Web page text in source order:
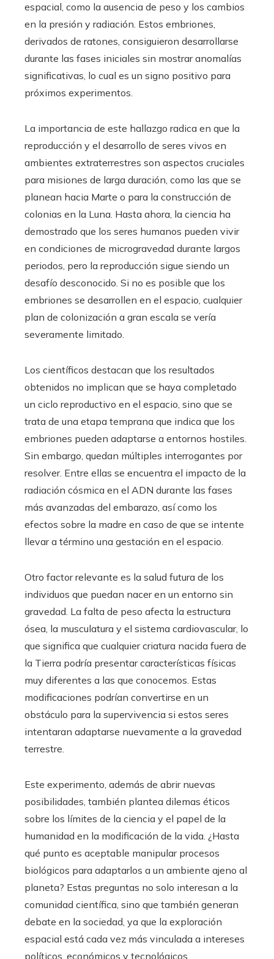
espacial, como la ausencia de peso y los cambios
en la presión y radiación. Estos embriones,
derivados de ratones, consiguieron desarrollarse
durante las fases iniciales sin mostrar anomalías
significativas, lo cual es un signo positivo para
próximos experimentos.
La importancia de este hallazgo radica en que la
reproducción y el desarrollo de seres vivos en
ambientes extraterrestres son aspectos cruciales
para misiones de larga duración, como las que se
planean hacia Marte o para la construcción de
colonias en la Luna. Hasta ahora, la ciencia ha
demostrado que los seres humanos pueden vivir
en condiciones de microgravedad durante largos
periodos, pero la reproducción sigue siendo un
desafío desconocido. Si no es posible que los
embriones se desarrollen en el espacio, cualquier
plan de colonización a gran escala se vería
severamente limitado.
Los científicos destacan que los resultados
obtenidos no implican que se haya completado
un ciclo reproductivo en el espacio, sino que se
trata de una etapa temprana que indica que los
embriones pueden adaptarse a entornos hostiles.
Sin embargo, quedan múltiples interrogantes por
resolver. Entre ellas se encuentra el impacto de la
radiación cósmica en el ADN durante las fases
más avanzadas del embarazo, así como los
efectos sobre la madre en caso de que se intente
llevar a término una gestación en el espacio.
Otro factor relevante es la salud futura de los
individuos que puedan nacer en un entorno sin
gravedad. La falta de peso afecta la estructura
ósea, la musculatura y el sistema cardiovascular, lo
que significa que cualquier criatura nacida fuera de
la Tierra podría presentar características físicas
muy diferentes a las que conocemos. Estas
modificaciones podrían convertirse en un
obstáculo para la supervivencia si estos seres
intentaran adaptarse nuevamente a la gravedad
terrestre.
Este experimento, además de abrir nuevas
posibilidades, también plantea dilemas éticos
sobre los límites de la ciencia y el papel de la
humanidad en la modificación de la vida. ¿Hasta
qué punto es aceptable manipular procesos
biológicos para adaptarlos a un ambiente ajeno al
planeta? Estas preguntas no solo interesan a la
comunidad científica, sino que también generan
debate en la sociedad, ya que la exploración
espacial está cada vez más vinculada a intereses
políticos, económicos y tecnológicos.